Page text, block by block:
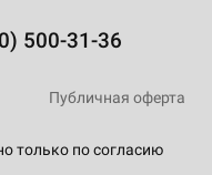
500-31-36
только по согласию
Публичная оферта